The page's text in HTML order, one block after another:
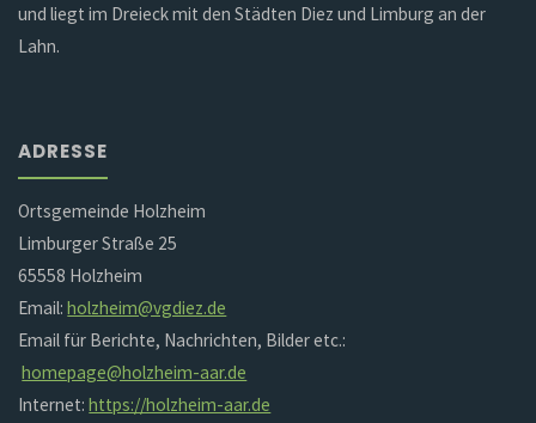
und liegt im Dreieck mit den Städten Diez und Limburg an der
Lahn.
ADRESSE
Ortsgemeinde Holzheim
Limburger Straße 25
65558 Holzheim
Email:holzheim@vgdiez.de
Email für Berichte, Nachrichten, Bilder etc.:
homepage@holzheim-aar.de
Internet:https://holzheim-aar.de